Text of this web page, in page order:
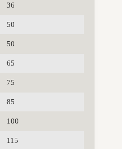
36
50
50
65
75
85
100
115